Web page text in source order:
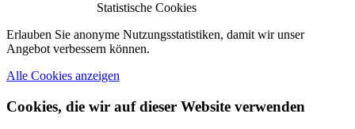
Statistische Cookies
Erlauben Sie anonyme Nutzungsstatistiken, damit wir unser
Angebot verbessern können.
Alle Cookies anzeigen
Cookies, die wir auf dieser Website verwenden